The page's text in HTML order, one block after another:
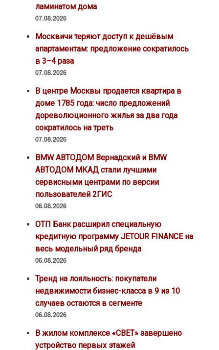
ламинатом дома
07.08.2026
Москвичи теряют доступ к дешёвым
апартаментам: предложение сократилось
в 3–4 раза
07.08.2026
В центре Москвы продается квартира в
доме 1785 года: число предложений
дореволюционного жилья за два года
сократилось на треть
07.08.2026
BMW АВТОДОМ Вернадский и BMW
АВТОДОМ МКАД стали лучшими
сервисными центрами по версии
пользователей 2ГИС
06.08.2026
ОТП Банк расширил специальную
кредитную программу JETOUR FINANCE на
весь модельный ряд бренда
06.08.2026
Тренд на лояльность: покупатели
недвижимости бизнес-класса в 9 из 10
случаев остаются в сегменте
06.08.2026
В жилом комплексе «СВЕТ» завершено
устройство первых этажей